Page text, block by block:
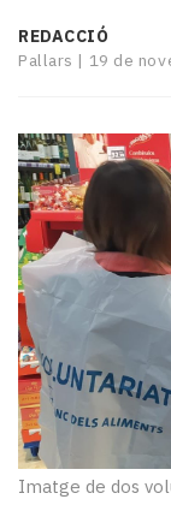
Mai
tant!
mitjans
El
temps
Reportatges
Entrevistes
Enquestes
A
escena!
Dis
la
teva!
Subscriptors
La
newsletter
REDACCIÓ
Pallars | 19 de
Imatge de dos